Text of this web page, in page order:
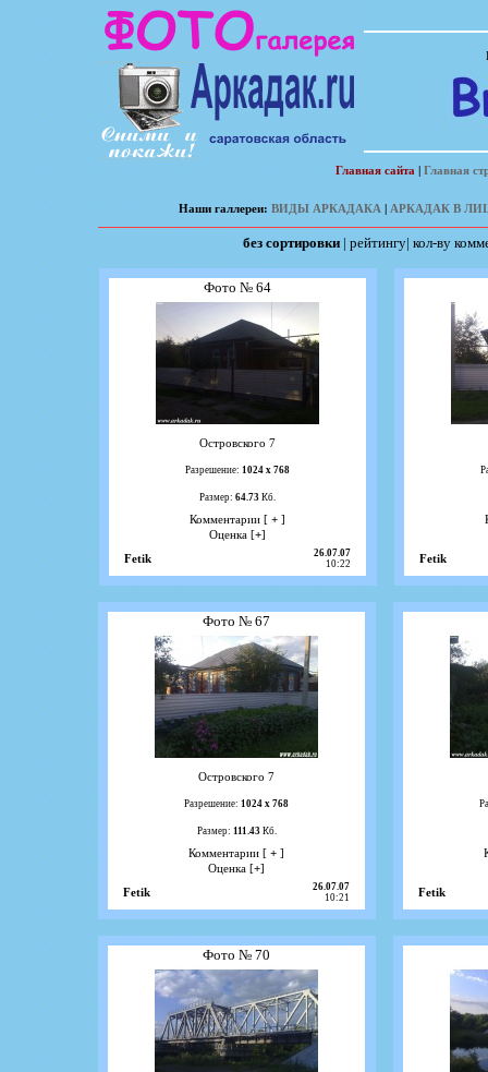
Главная сайта | Главная
Наши галлереи: ВИДЫ АРКАДАКА | АРКАДАК В
без сортировки| рейтингу| кол-ву
Фото № 64
Островского 7
Разрешение: 1024 х 768
Размер: 64.73Кб.
Комментарии [ +]
Оценка [+]
Fetik
26.07.07
10:22
Fetik
Фото № 67
Островского 7
Разрешение: 1024 х 768
Размер: 111.43Кб.
Комментарии [ + ]
Оценка [+]
Fetik
26.07.07
10:21
Fetik
Фото № 70